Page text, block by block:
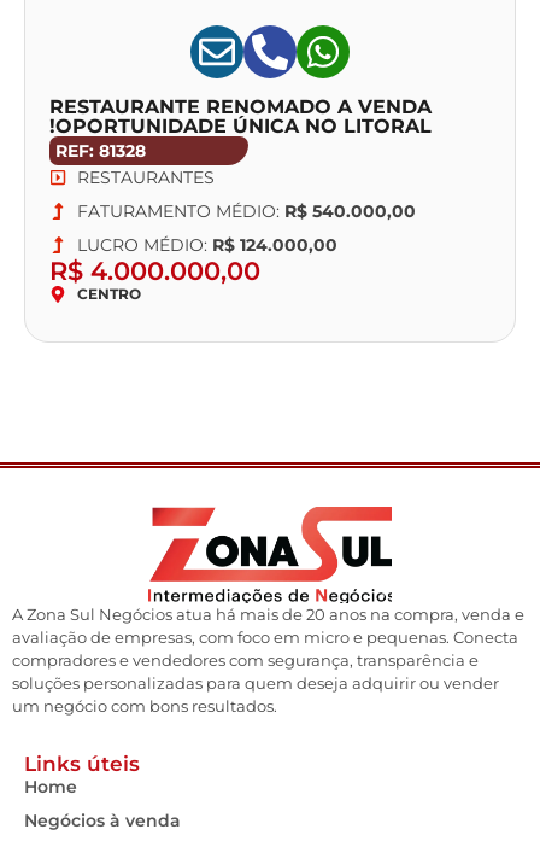
RESTAURANTE RENOMADO A VENDA
!OPORTUNIDADE ÚNICA NO LITORAL
NORTE DE SP !!
REF: 81328
RESTAURANTES
FATURAMENTO MÉDIO: R$ 540.000,00
LUCRO MÉDIO: R$ 124.000,00
R$ 4.000.000,00
CENTRO
A Zona Sul Negócios atua há mais de 20 anos na compra, venda e
avaliação de empresas, com foco em micro e pequenas. Conecta
compradores e vendedores com segurança, transparência e
soluções personalizadas para quem deseja adquirir ou vender
um negócio com bons resultados.
Links úteis
Home
Negócios à venda